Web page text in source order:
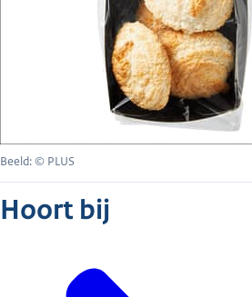
Beeld: © PLUS
Hoort bij